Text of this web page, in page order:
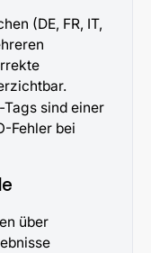
(DE, FR, IT,
sind einer
Fehler bei
über